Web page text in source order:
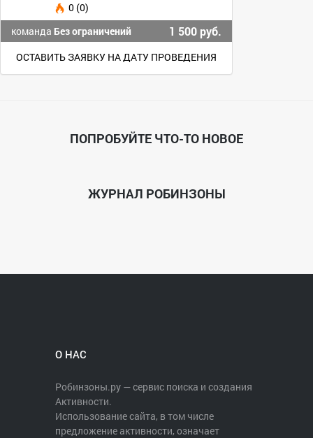
0 (0)
команда Без ограничений 1 500 руб.
ОСТАВИТЬ ЗАЯВКУ НА ДАТУ ПРОВЕДЕНИЯ
ПОПРОБУЙТЕ ЧТО-ТО НОВОЕ
ЖУРНАЛ РОБИНЗОНЫ
О НАС
Робинзоны.ру — сервис поиска и создания
Активности.
Использование сайта, в том числе
предложение активности, означает